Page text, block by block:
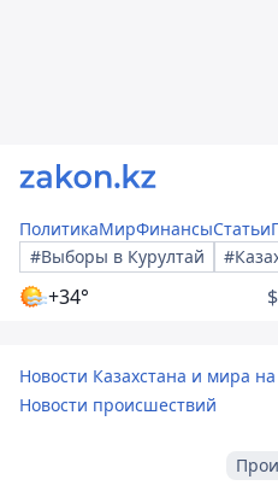
ПолитикаМирФинансыСтатьи
#Выборы в Курултай
+34° $
Новости Казахстана и мира на
Новости происшествий